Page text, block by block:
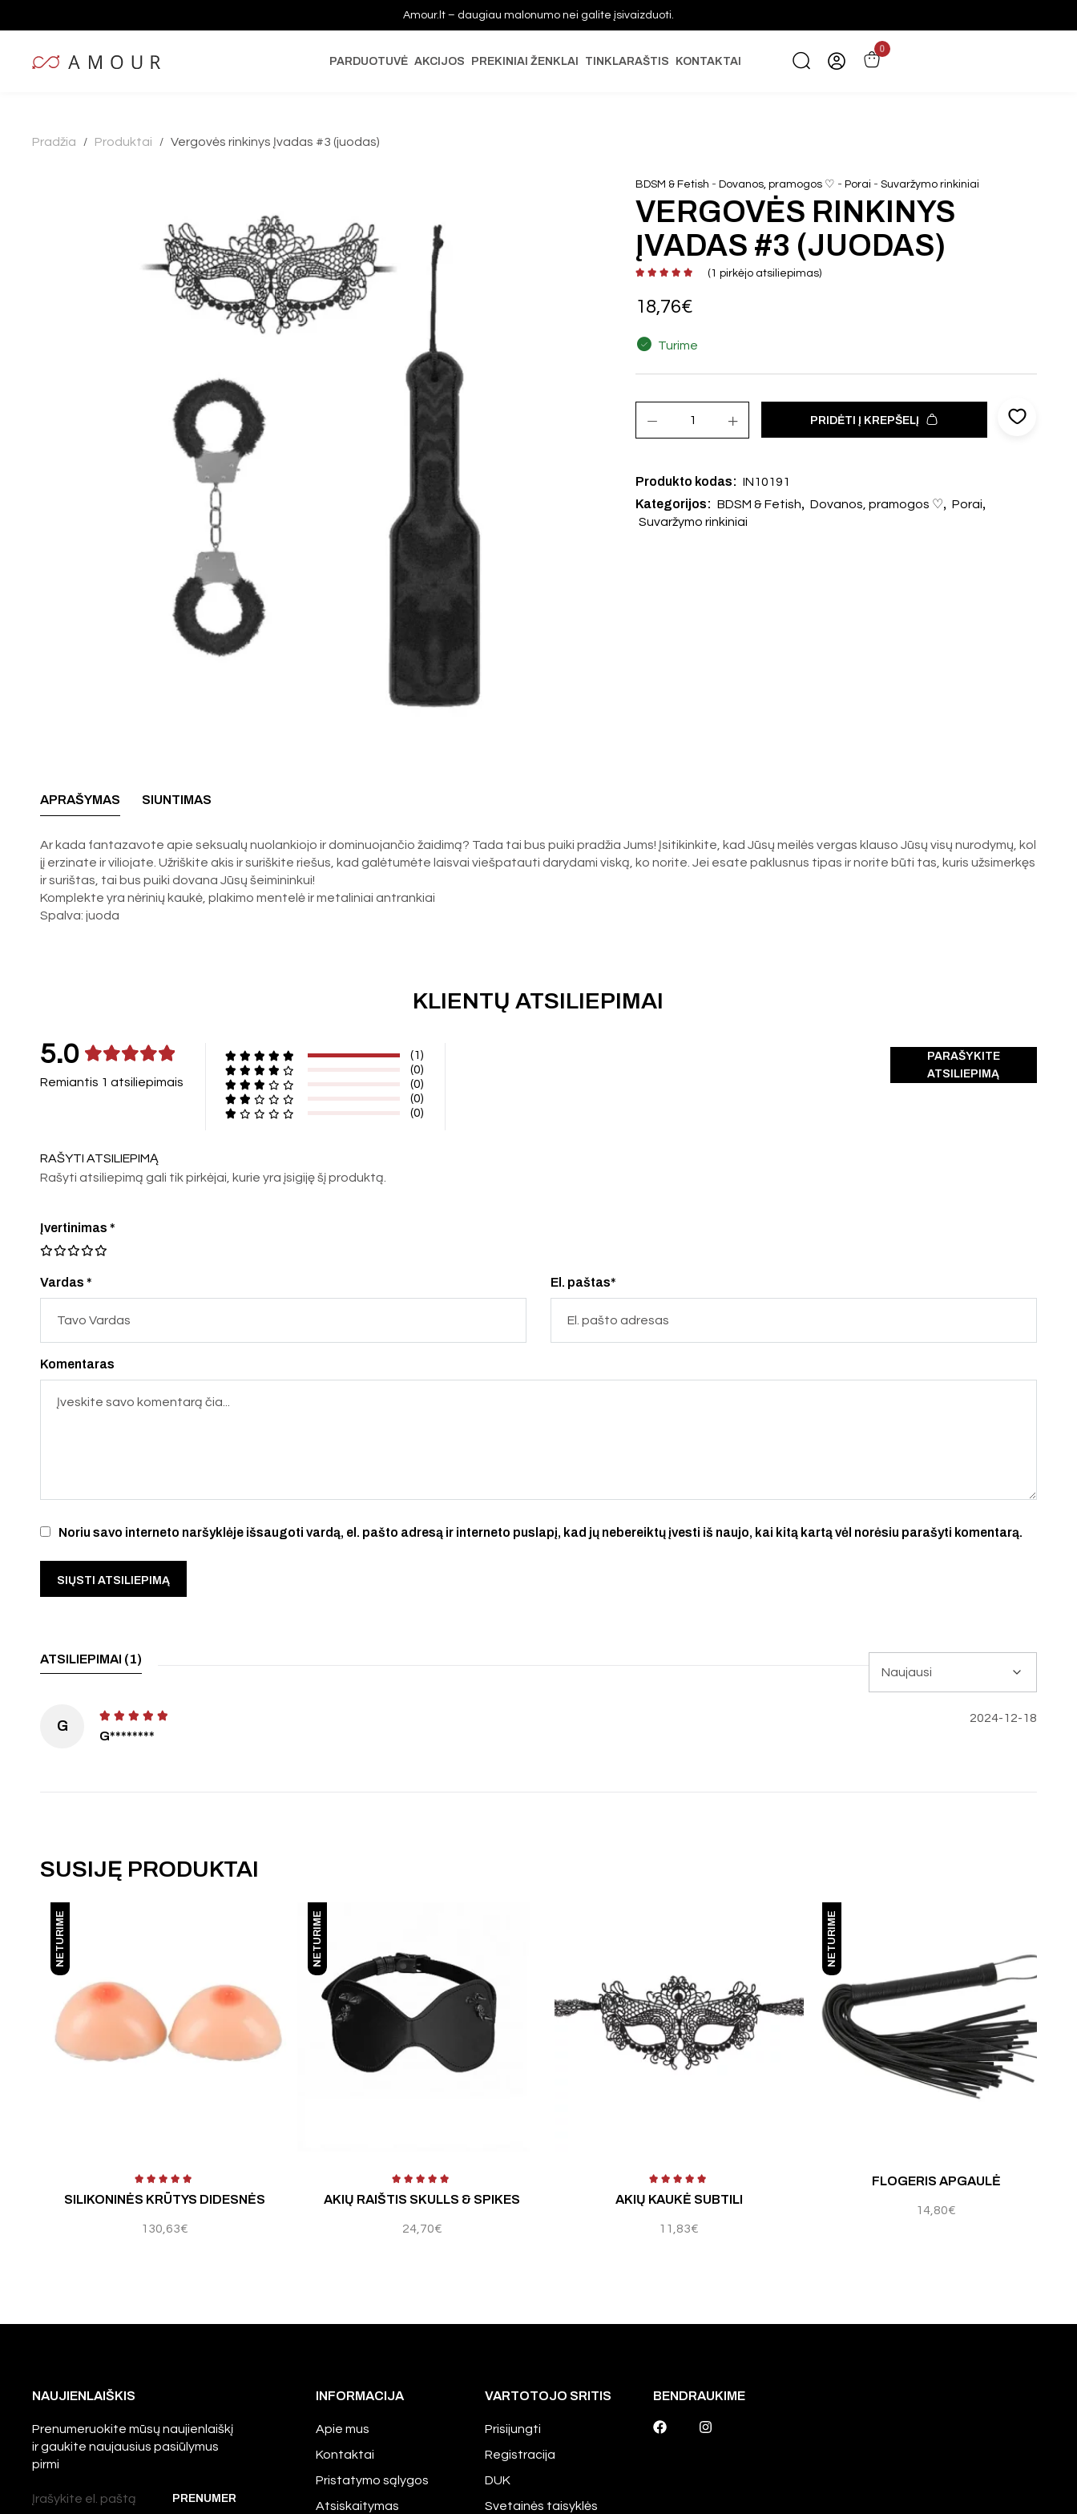
Amour.lt – daugiau malonumo nei galite įsivaizduoti.
PARDUOTUVĖ AKCIJOS PREKINIAI ŽENKLAI TINKLARAŠTIS KONTAKTAI
0
Pradžia / Produktai / Vergovės rinkinys Įvadas #3 (juodas)
BDSM & Fetish -Dovanos, pramogos ♡ -Porai -Suvaržymo rinkiniai
VERGOVĖS RINKINYS
ĮVADAS #3 (JUODAS)
( 1 pirkėjo atsiliepimas)
18,76€
Turime
PRIDĖTI Į KREPŠELĮ
Produkto kodas: IN10191
Kategorijos: BDSM & Fetish, Dovanos, pramogos ♡, Porai,
Suvaržymo rinkiniai
APRAŠYMAS SIUNTIMAS
Ar kada fantazavote apie seksualų nuolankiojo ir dominuojančio žaidimą? Tada tai bus puiki pradžia Jums! Įsitikinkite, kad Jūsų meilės vergas klauso Jūsų visų nurodymų, kol
jį erzinate ir viliojate. Užriškite akis ir suriškite riešus, kad galėtumėte laisvai viešpatauti darydami viską, ko norite. Jei esate paklusnus tipas ir norite būti tas, kuris užsimerkęs
ir surištas, tai bus puiki dovana Jūsų šeimininkui!
Komplekte yra nėrinių kaukė, plakimo mentelė ir metaliniai antrankiai
Spalva: juoda
KLIENTŲ ATSILIEPIMAI
5.0
Remiantis 1 atsiliepimais
(1)
(0)
(0)
(0)
(0)
PARAŠYKITE
ATSILIEPIMĄ
RAŠYTI ATSILIEPIMĄ
Rašyti atsiliepimą gali tik pirkėjai, kurie yra įsigiję šį produktą.
Vardas * El. paštas*
Noriu savo interneto naršyklėje išsaugoti vardą, el. pašto adresą ir interneto puslapį, kad jų nebereiktų įvesti iš naujo, kai kitą kartą vėl norėsiu parašyti komentarą.
Įvertinimas*
Komentaras
ATSILIEPIMAI (1)
G
G********
2024-12-18
SUSIJĘ PRODUKTAI
NETURIME
SILIKONINĖS KRŪTYS DIDESNĖS
130,63€
NETURIME
AKIŲ RAIŠTIS SKULLS & SPIKES
24,70€
AKIŲ KAUKĖ SUBTILI
11,83€
NETURIME
FLOGERIS APGAULĖ
14,80€
Įvertinimas:
NAUJIENLAIŠKIS
Prenumeruokite mūsų naujienlaiškį
ir gaukite naujausius pasiūlymus
pirmi
INFORMACIJA
Apie mus
Kontaktai
Pristatymo sąlygos
Atsiskaitymas
VARTOTOJO SRITIS
Prisijungti
Registracija
DUK
Svetainės taisyklės
BENDRAUKIME